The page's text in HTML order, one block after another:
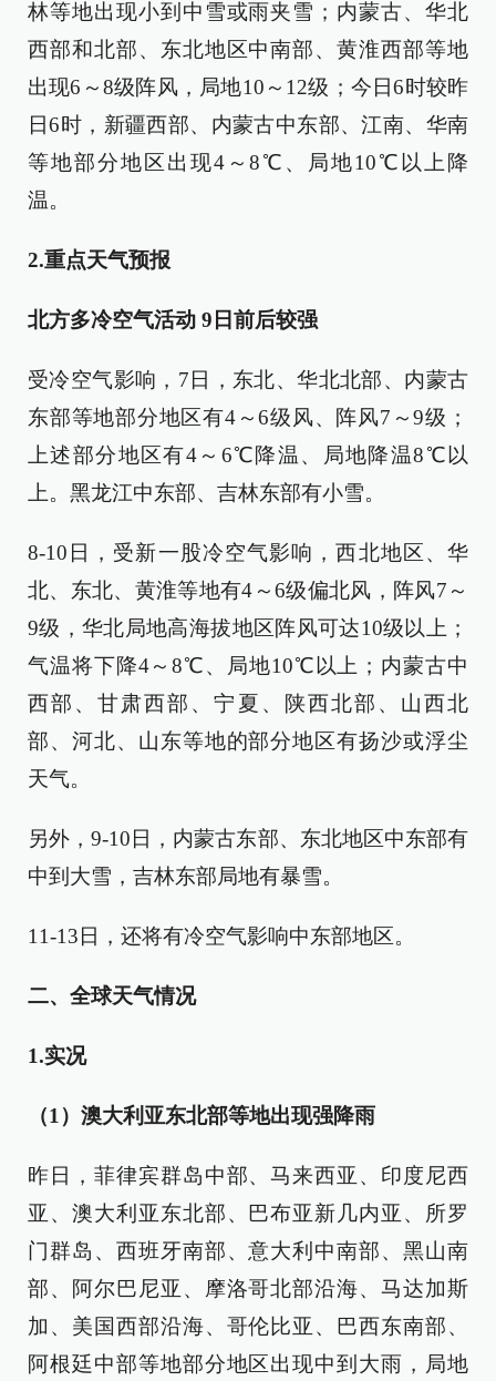
林等地出现小到中雪或雨夹雪；内蒙古、华北
西部和北部、东北地区中南部、黄淮西部等地
出现6～8级阵风，局地10～12级；今日6时较昨
日6时，新疆西部、内蒙古中东部、江南、华南
等地部分地区出现4～8℃、局地10℃以上降
温。
2.重点天气预报
北方多冷空气活动 9日前后较强
受冷空气影响，7日，东北、华北北部、内蒙古
东部等地部分地区有4～6级风、阵风7～9级；
上述部分地区有4～6℃降温、局地降温8℃以
上。黑龙江中东部、吉林东部有小雪。
8-10日，受新一股冷空气影响，西北地区、华
北、东北、黄淮等地有4～6级偏北风，阵风7～
9级，华北局地高海拔地区阵风可达10级以上；
气温将下降4～8℃、局地10℃以上；内蒙古中
西部、甘肃西部、宁夏、陕西北部、山西北
部、河北、山东等地的部分地区有扬沙或浮尘
天气。
另外，9-10日，内蒙古东部、东北地区中东部有
中到大雪，吉林东部局地有暴雪。
11-13日，还将有冷空气影响中东部地区。
二、全球天气情况
1.实况
（1） 澳大利亚东北部等地出现强降雨
昨日，菲律宾群岛中部、马来西亚、印度尼西
亚、澳大利亚东北部、巴布亚新几内亚、所罗
门群岛、西班牙南部、意大利中南部、黑山南
部、阿尔巴尼亚、摩洛哥北部沿海、马达加斯
加、美国西部沿海、哥伦比亚、巴西东南部、
阿根廷中部等地部分地区出现中到大雨，局地